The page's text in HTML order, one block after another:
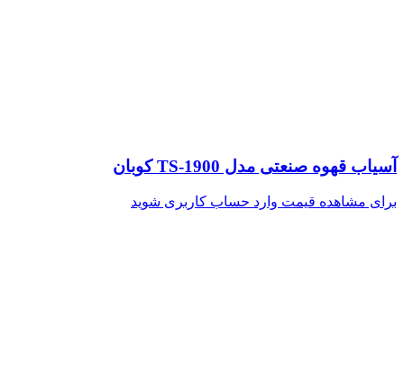
آسیاب قهوه صنعتی مدل TS-1900 کوبان
برای مشاهده قیمت وارد حساب کاربری شوید